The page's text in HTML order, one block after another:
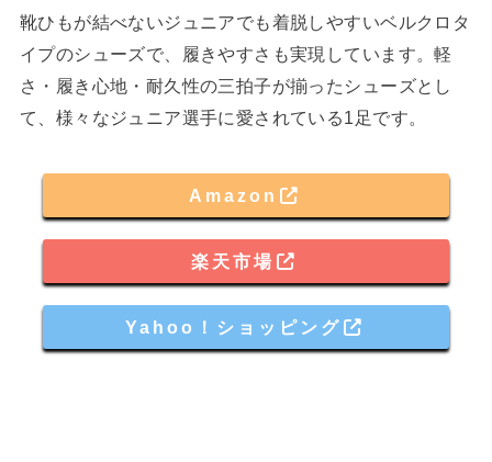
靴ひもが結べないジュニアでも着脱しやすいベルクロタ
イプのシューズで、履きやすさも実現しています。軽
さ・履き心地・耐久性の三拍子が揃ったシューズとし
て、様々なジュニア選手に愛されている1足です。
Amazon
楽天市場
Yahoo！ショッピング